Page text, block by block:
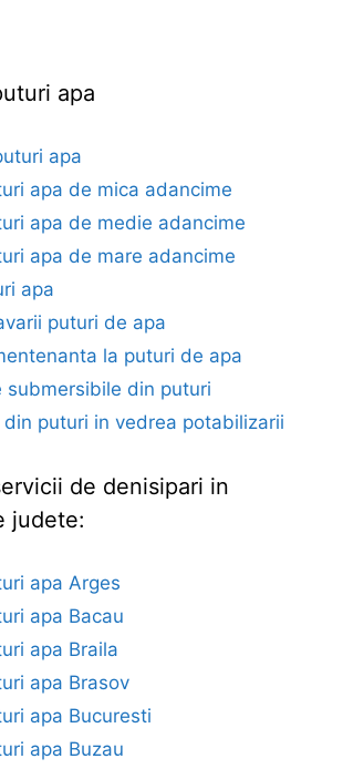
apa
apa
apa de mica adancime
apa de medie adancime
apa de mare adancime
apa
puturi de apa
la puturi de apa
submersibile din puturi
puturi in vedrea potabilizarii
de denisipari in
judete:
apa Arges
apa Bacau
apa Braila
apa Brasov
apa Bucuresti
apa Buzau